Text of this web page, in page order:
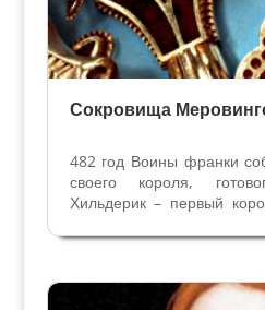
Сокровища
482 год Воины франки
своего короля,
Хильдерик – первый
территориях варварского
воина, который за...